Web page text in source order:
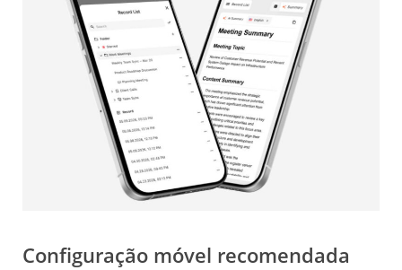
Configuração móvel recomendada